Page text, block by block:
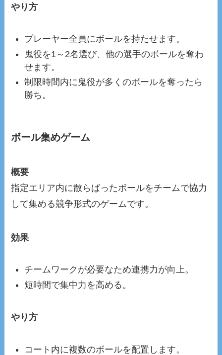
やり方
プレーヤー全員にボールを持たせます。
鬼役を1～2名選び、他の選手のボールを奪わ
せます。
制限時間内に鬼役が多くのボールを奪ったら
勝ち。
ボール集めゲーム
概要
指定エリア内に散らばったボールをチームで協力
して集める競争形式のゲームです。
効果
チームワークが必要なため連携力が向上。
短時間で集中力を高める。
やり方
コート内に複数のボールを配置します。